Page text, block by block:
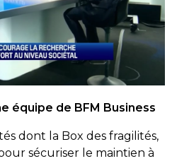
équipe de BFM Business
dont la Box des fragilités,
sécuriser le maintien à